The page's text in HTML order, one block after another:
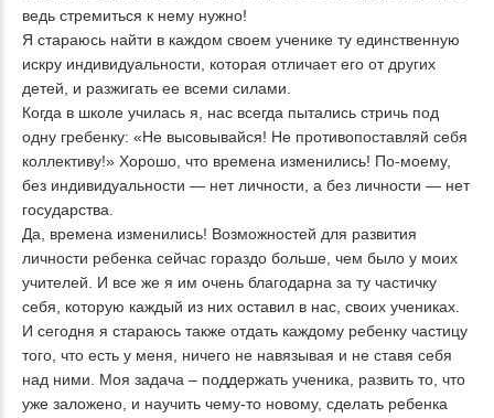
ведь стремиться к нему нужно!
Я стараюсь найти в каждом своем ученике ту единственную
искру индивидуальности, которая отличает его от других
детей, и разжигать ее всеми силами.
Когда в школе училась я, нас всегда пытались стричь под
одну гребенку: «Не высовывайся! Не противопоставляй себя
коллективу!» Хорошо, что времена изменились! По-моему,
без индивидуальности — нет личности, а без личности — нет
государства.
Да, времена изменились! Возможностей для развития
личности ребенка сейчас гораздо больше, чем было у моих
учителей. И все же я им очень благодарна за ту частичку
себя, которую каждый из них оставил в нас, своих учениках.
И сегодня я стараюсь также отдать каждому ребенку частицу
того, что есть у меня, ничего не навязывая и не ставя себя
над ними. Моя задача – поддержать ученика, развить то, что
уже заложено, и научить чему-то новому, сделать ребенка